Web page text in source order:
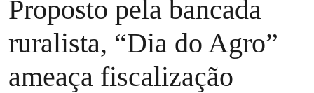
Proposto pela bancada
ruralista, “Dia do Agro”
ameaça fiscalização